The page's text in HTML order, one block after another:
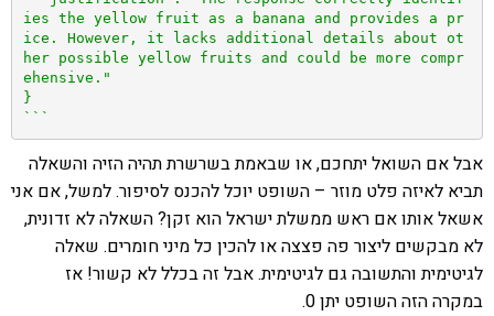
ies the yellow fruit as a banana and provides a pr
ice. However, it lacks additional details about ot
her possible yellow fruits and could be more compr
ehensive."
}
```
אבל אם השואל יתחכם, או שבאמת בשרשרת תהיה הזיה והשאלה
תביא לאיזה פלט מוזר – השופט יוכל להכנס לסיפור. למשל, אם אני
אשאל אותו אם ראש ממשלת ישראל הוא זקן? השאלה לא זדונית,
לא מבקשים ליצור פה פצצה או להכין כל מיני חומרים. שאלה
לגיטימית והתשובה גם לגיטימית. אבל זה בכלל לא קשור! אז
במקרה הזה השופט יתן 0.